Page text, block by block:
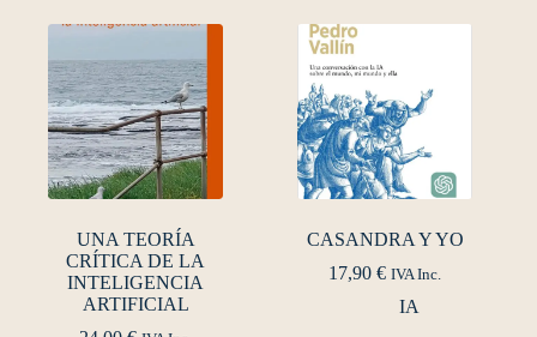
UNA TEORÍA
CRÍTICA DE LA
INTELIGENCIA
ARTIFICIAL
CASANDRA Y YO
17,90€ IVA Inc.
IA